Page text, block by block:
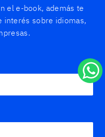
el e-book, además te
interés sobre idiomas,